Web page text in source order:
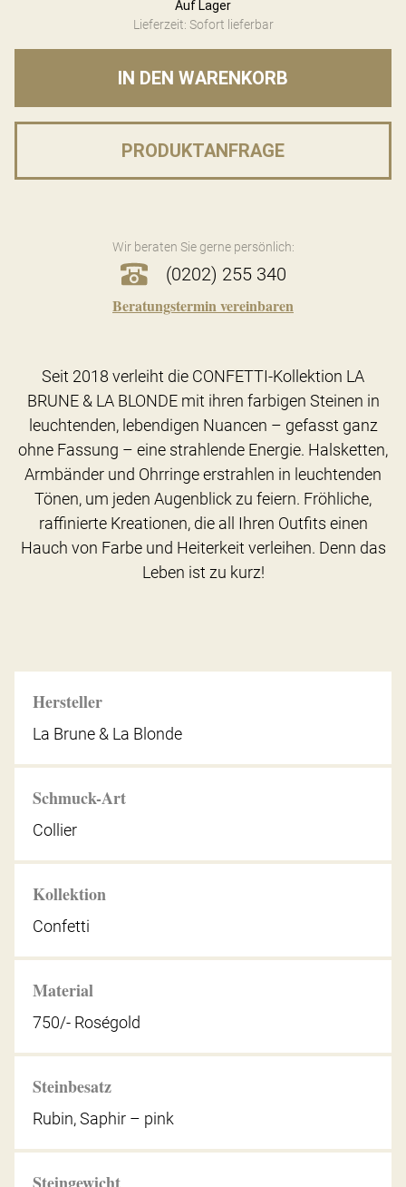
Auf Lager
Lieferzeit: Sofort lieferbar
IN DEN WARENKORB
PRODUKTANFRAGE
Wir beraten Sie gerne persönlich:
(0202) 255 340
Beratungstermin vereinbaren
Hersteller
La Brune & La Blonde
Schmuck-Art
Collier
Kollektion
Confetti
Material
750/- Roségold
Steinbesatz
Rubin, Saphir – pink
Seit 2018 verleiht die CONFETTI-Kollektion LA
BRUNE & LA BLONDE mit ihren farbigen Steinen in
leuchtenden, lebendigen Nuancen – gefasst ganz
ohne Fassung – eine strahlende Energie. Halsketten,
Armbänder und Ohrringe erstrahlen in leuchtenden
Tönen, um jeden Augenblick zu feiern. Fröhliche,
raffinierte Kreationen, die all Ihren Outfits einen
Hauch von Farbe und Heiterkeit verleihen. Denn das
Leben ist zu kurz!